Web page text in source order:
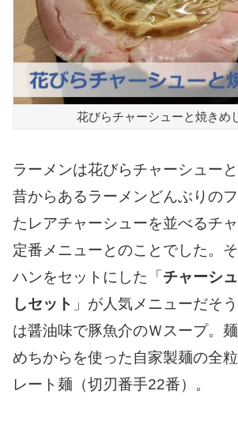
花びらチャーシューと焼きめ
ラーメンは花びらチャーシュー
昔からあるラーメンどんぶりの
たレアチャーシューを並べるチ
定番メニューとのことでした。
ハンをセットにした「 チャーシ
しセット 」が人気メニューだそ
は醤油味で豚魚介のＷスープ。
めちからを使った自家製麺の全
レート麺（切刃番手22番）。